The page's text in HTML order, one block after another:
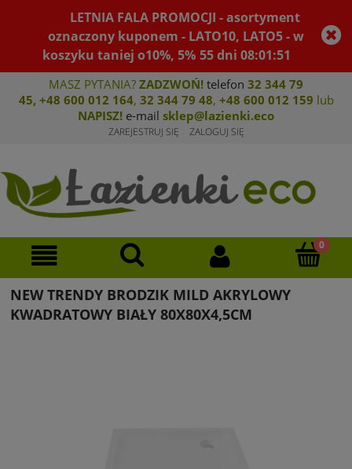
LETNIA FALA PROMOCJI - asortyment
oznaczony kuponem - LATO10, LATO5 - w
koszyku taniej o10%, 5% 55dni08:01:51
MASZ PYTANIA? ZADZWOŃ! telefon 32 344 79
45, +48 600 012 164, 32 344 79 48, +48 600 012 159 lub
NAPISZ! e-mail sklep@lazienki.eco
ZAREJESTRUJ SIĘ ZALOGUJ SIĘ
NEW TRENDY BRODZIK MILD AKRYLOWY
KWADRATOWY BIAŁY 80X80X4,5CM